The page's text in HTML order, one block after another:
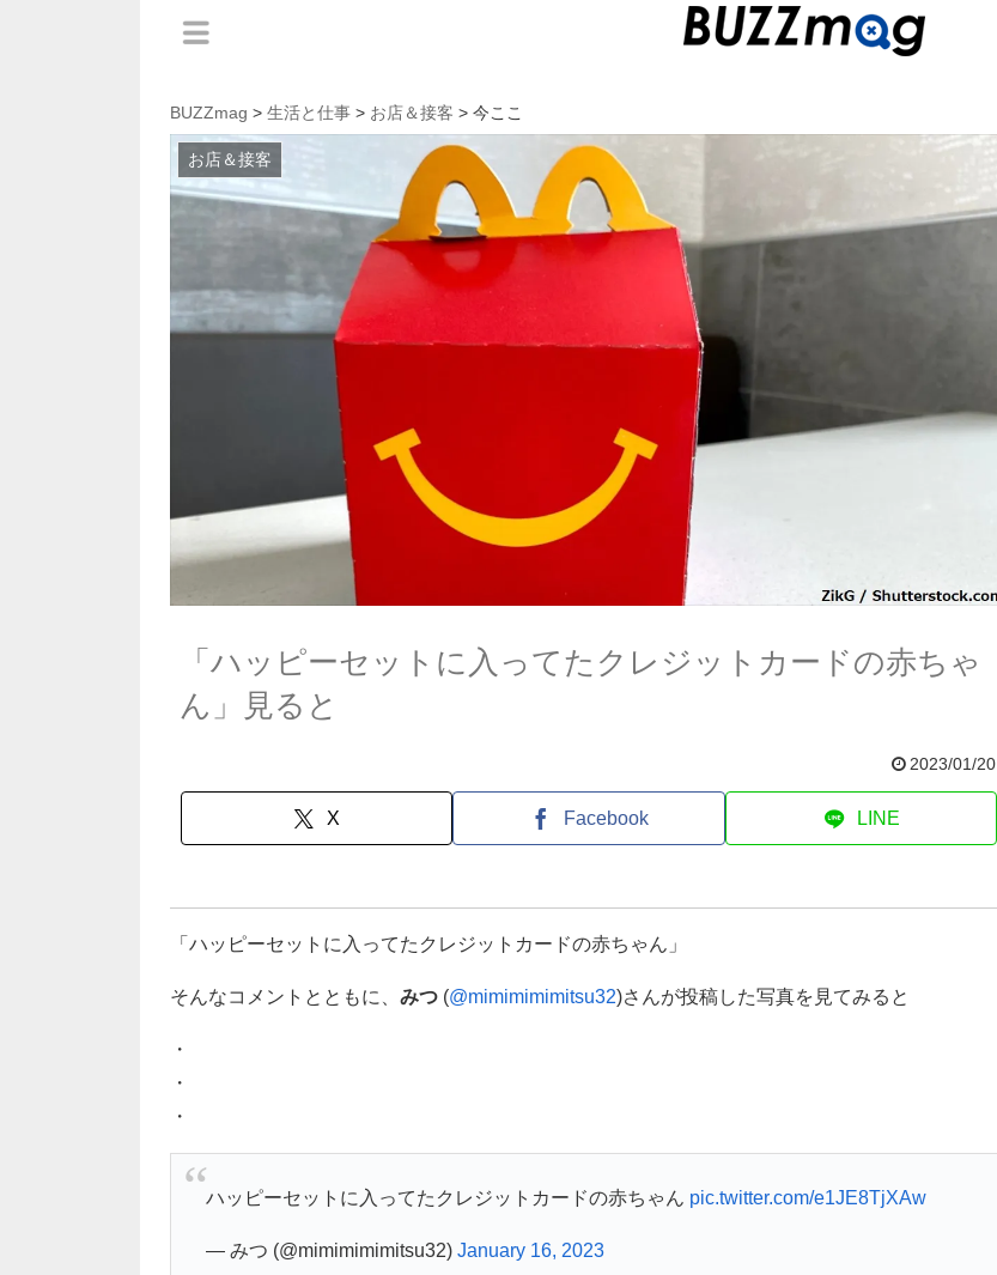
BUZZmag > 生活と仕事 > お店＆接客 > 今ここ
お店＆接客
「ハッピーセットに入ってたクレジットカードの赤ちゃ
ん」見ると
2023/01/20
X Facebook LINE
「ハッピーセットに入ってたクレジットカードの赤ちゃん」
そんなコメントとともに、 みつ (@mimimimimitsu32)さんが投稿した写真を見てみると
・
・
・
ハッピーセットに入ってたクレジットカードの赤ちゃん pic.twitter.com/e1JE8TjXAw
— みつ (@mimimimimitsu32) January 16, 2023